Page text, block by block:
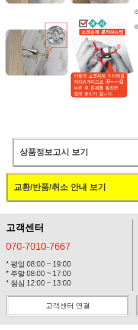
상품정보고시 보기
교환/반품/취소 안내 보기
고객센터
070-7010-7667
* 평일 08:00 ~ 19:00
* 주말 08:00 ~ 17:00
* 점심 12:00 ~ 13:00
고객센터 연결